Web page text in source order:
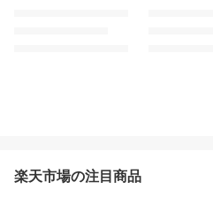
楽天市場の注目商品